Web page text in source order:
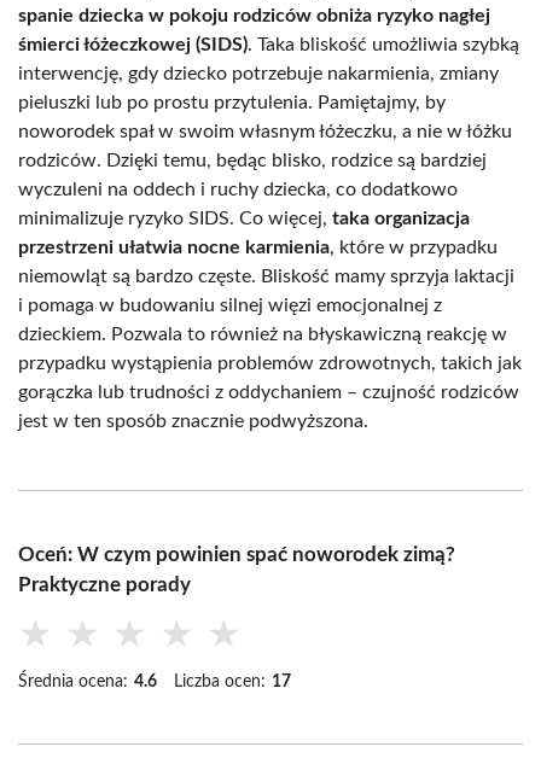
spanie dziecka w pokoju rodziców obniża ryzyko nagłej
śmierci łóżeczkowej (SIDS). Taka bliskość umożliwia szybką
interwencję, gdy dziecko potrzebuje nakarmienia, zmiany
pieluszki lub po prostu przytulenia. Pamiętajmy, by
noworodek spał w swoim własnym łóżeczku, a nie w łóżku
rodziców. Dzięki temu, będąc blisko, rodzice są bardziej
wyczuleni na oddech i ruchy dziecka, co dodatkowo
minimalizuje ryzyko SIDS. Co więcej, taka organizacja
przestrzeni ułatwia nocne karmienia, które w przypadku
niemowląt są bardzo częste. Bliskość mamy sprzyja laktacji
i pomaga w budowaniu silnej więzi emocjonalnej z
dzieckiem. Pozwala to również na błyskawiczną reakcję w
przypadku wystąpienia problemów zdrowotnych, takich jak
gorączka lub trudności z oddychaniem – czujność rodziców
jest w ten sposób znacznie podwyższona.
Oceń: W czym powinien spać noworodek zimą?
Praktyczne porady
★ ★ ★ ★ ★
Średnia ocena: 4.6 Liczba ocen: 17